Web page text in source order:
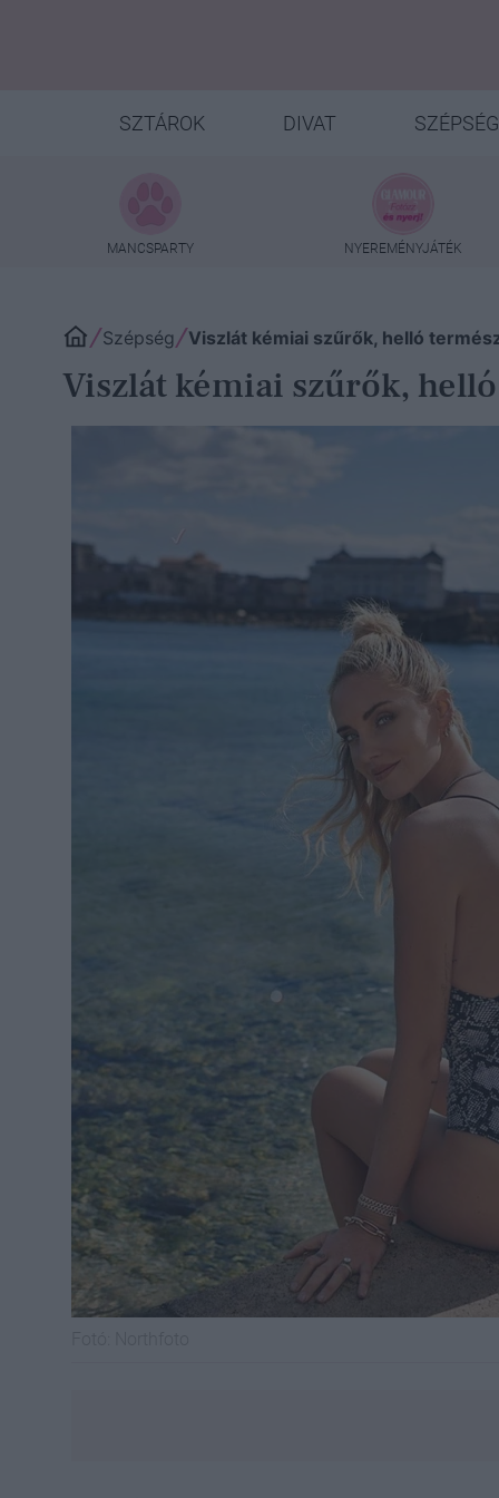
SZTÁROK DIVAT SZÉPSÉG
MANCSPARTY NYEREMÉNYJÁTÉK
Szépség Viszlát kémiai szűrők, helló
Viszlát kémiai szűrők,